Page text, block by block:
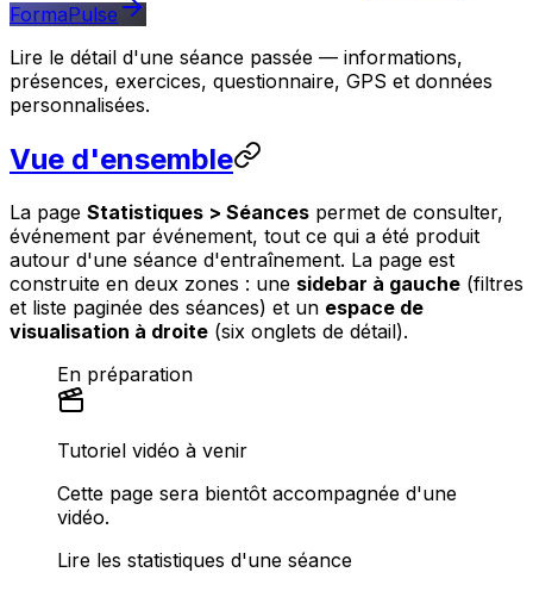
FormaPulse
Lire le détail d'une séance passée — informations,
présences, exercices, questionnaire, GPS et données
personnalisées.
Vue d'ensemble
La page Statistiques > Séances permet de consulter,
événement par événement, tout ce qui a été produit
autour d'une séance d'entraînement. La page est
construite en deux zones : une sidebar à gauche (filtres
et liste paginée des séances) et un espace de
visualisation à droite (six onglets de détail).
En préparation
Tutoriel vidéo à venir
Cette page sera bientôt accompagnée d'une
vidéo.
Lire les statistiques d'une séance